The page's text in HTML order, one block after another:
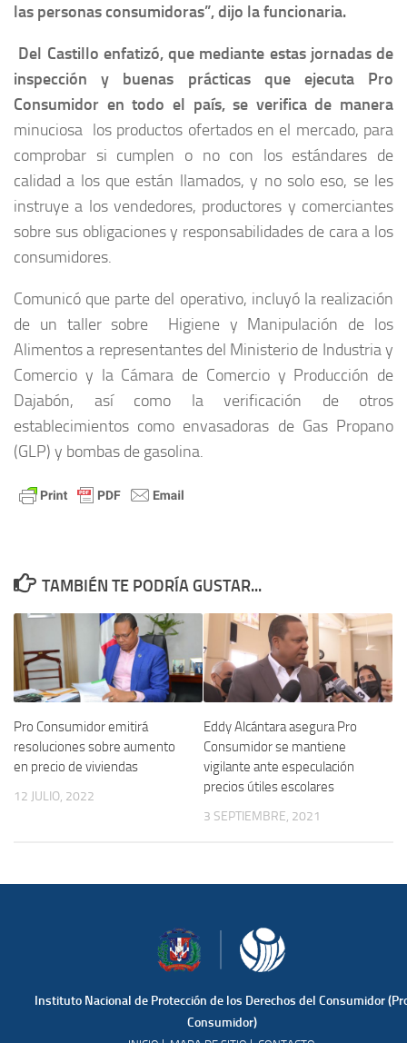
las personas consumidoras”, dijo la funcionaria.
Del Castillo enfatizó, que mediante estas jornadas de
inspección y buenas prácticas que ejecuta Pro
Consumidor en todo el país, se verifica de manera
minuciosa los productos ofertados en el mercado, para
comprobar si cumplen o no con los estándares de
calidad a los que están llamados, y no solo eso, se les
instruye a los vendedores, productores y comerciantes
sobre sus obligaciones y responsabilidades de cara a los
consumidores.
Comunicó que parte del operativo, incluyó la realización
de un taller sobre Higiene y Manipulación de los
Alimentos a representantes del Ministerio de Industria y
Comercio y la Cámara de Comercio y Producción de
Dajabón, así como la verificación de otros
establecimientos como envasadoras de Gas Propano
(GLP) y bombas de gasolina.
TAMBIÉN TE PODRÍA GUSTAR...
Pro Consumidor emitirá
resoluciones sobre aumento
en precio de viviendas
12 JULIO, 2022
Eddy Alcántara asegura Pro
Consumidor se mantiene
vigilante ante especulación
precios útiles escolares
3 SEPTIEMBRE, 2021
Instituto Nacional de Protección de los Derechos del Consumidor
Consumidor)